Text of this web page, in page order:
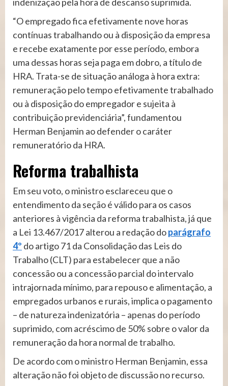
“O empregado fica efetivamente nove horas
contínuas trabalhando ou à disposição da empresa
e recebe exatamente por esse período, embora
uma dessas horas seja paga em dobro, a título de
HRA. Trata-se de situação análoga à hora extra:
remuneração pelo tempo efetivamente trabalhado
ou à disposição do empregador e sujeita à
contribuição previdenciária”, fundamentou
Herman Benjamin ao defender o caráter
remuneratório da HRA.
Reforma trab​​​alhista
Em seu voto, o ministro esclareceu que o
entendimento da seção é válido para os casos
anteriores à vigência da reforma trabalhista, já que
a Lei 13.467/2017 alterou a redação doparágrafo
4º do artigo 71 da Consolidação das Leis do
Trabalho (CLT) para estabelecer que a não
concessão ou a concessão parcial do intervalo
intrajornada mínimo, para repouso e alimentação, a
empregados urbanos e rurais, implica o pagamento
– de natureza indenizatória – apenas do período
suprimido, com acréscimo de 50% sobre o valor da
remuneração da hora normal de trabalho.
De acordo com o ministro Herman Benjamin, essa
alteração não foi objeto de discussão no recurso.